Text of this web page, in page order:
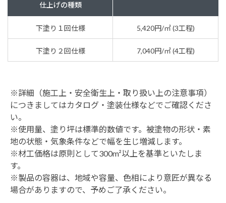
仕上げの種類
下塗り１回仕様 5,420円/㎡ (3工程)
下塗り２回仕様 7,040円/㎡ (4工程)
※詳細（施工上・安全衛生上・取り扱い上の注意事項）
につきましてはカタログ・塗装仕様などでご確認くださ
い。
※使用量、塗り坪は標準的数値です。被塗物の形状・素
地の状態・気象条件などで幅を生じ増減します。
※材工価格は原則として300m²以上を基準といたしま
す。
※製品の容器は、地域や容量、色相により意匠が異なる
場合がありますので、予めご了承ください。